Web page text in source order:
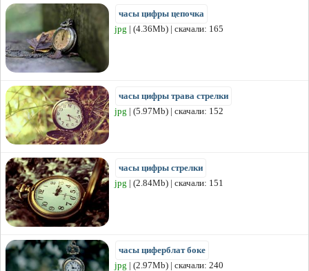
часы цифры цепочка
jpg | (4.36Mb) | скачали: 165
часы цифры трава стрелки
jpg | (5.97Mb) | скачали: 152
часы цифры стрелки
jpg | (2.84Mb) | скачали: 151
часы циферблат боке
jpg | (2.97Mb) | скачали: 240